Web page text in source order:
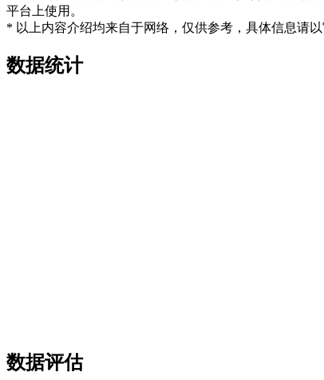
平台上使用。
* 以上内容介绍均来自于网络，仅供参考，具体信息请
数据统计
数据评估